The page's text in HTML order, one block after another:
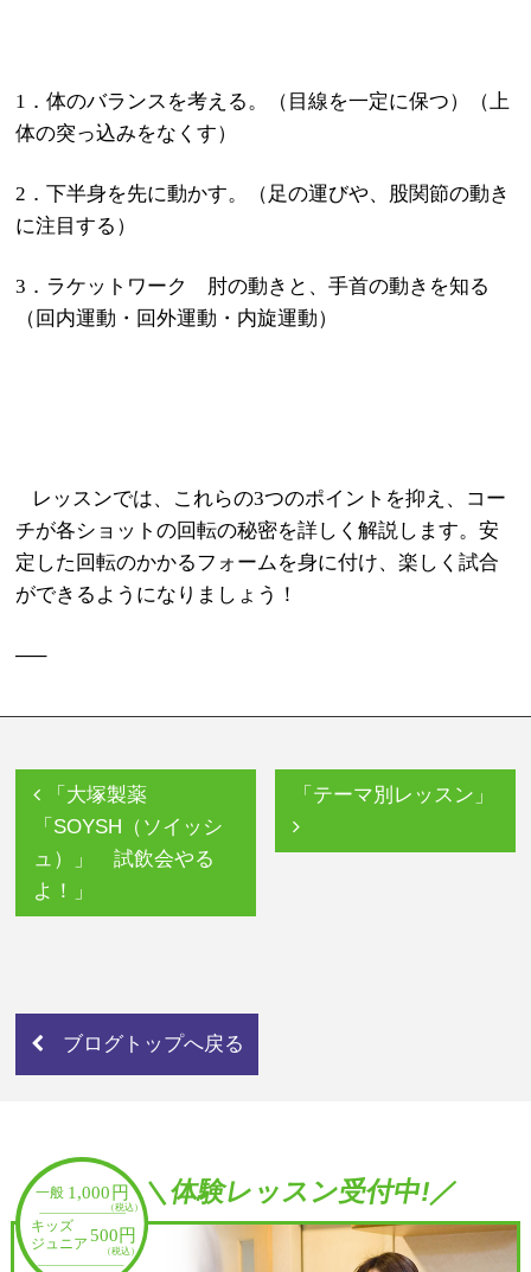
1 ．体のバランスを考える。（目線を一定に保つ）（上
体の突っ込みをなくす）
2 ．下半身を先に動かす。（足の運びや、股関節の動き
に注目する）
3 ．ラケットワーク 肘の動きと、手首の動きを知る
（回内運動・回外運動・内旋運動）
レッスンでは、これらの3つのポイントを抑え、コー
チが各ショットの回転の秘密を詳しく解説します。安
定した回転のかかるフォームを身に付け、楽しく試合
ができるようになりましょう！
—–
「テーマ別レッスン」
「大塚製薬
「SOYSH（ソイッシ
ュ）」 試飲会やる
よ！」
ブログトップへ戻る
＼体験レッスン受付中!／